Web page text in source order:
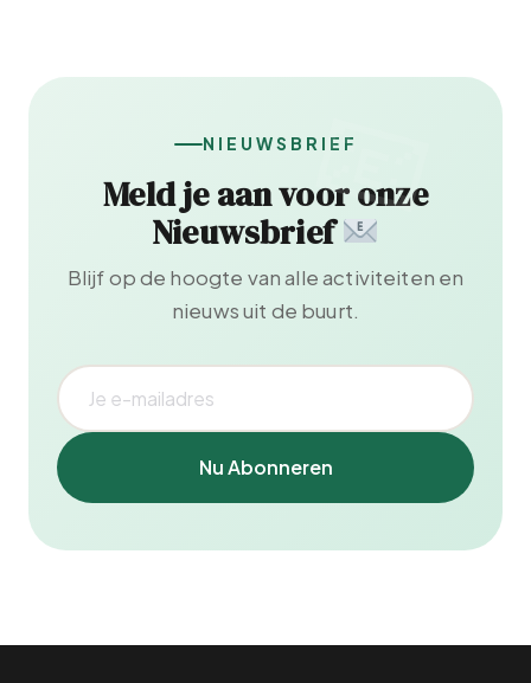
NIEUWSBRIEF
Meld je aan voor onze
Nieuwsbrief
Blijf op de hoogte van alle activiteiten en
nieuws uit de buurt.
Nu Abonneren